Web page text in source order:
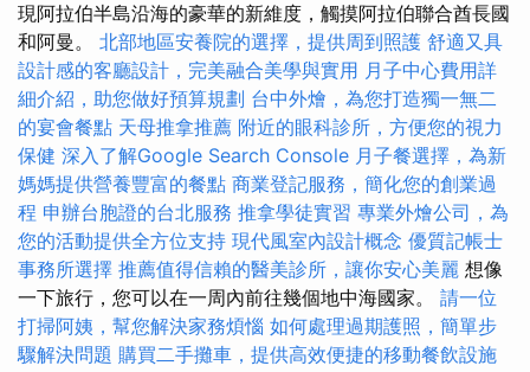
現阿拉伯半島沿海的豪華的新維度，觸摸阿拉伯聯合酋長國
和阿曼。 北部地區安養院的選擇，提供周到照護 舒適又具
設計感的客廳設計，完美融合美學與實用 月子中心費用詳
細介紹，助您做好預算規劃 台中外燴，為您打造獨一無二
的宴會餐點 天母推拿推薦 附近的眼科診所，方便您的視力
保健 深入了解Google Search Console 月子餐選擇，為新
媽媽提供營養豐富的餐點 商業登記服務，簡化您的創業過
程 申辦台胞證的台北服務 推拿學徒實習 專業外燴公司，為
您的活動提供全方位支持 現代風室內設計概念 優質記帳士
事務所選擇 推薦值得信賴的醫美診所，讓你安心美麗 想像
一下旅行，您可以在一周內前往幾個地中海國家。 請一位
打掃阿姨，幫您解決家務煩惱 如何處理過期護照，簡單步
驟解決問題 購買二手攤車，提供高效便捷的移動餐飲設施